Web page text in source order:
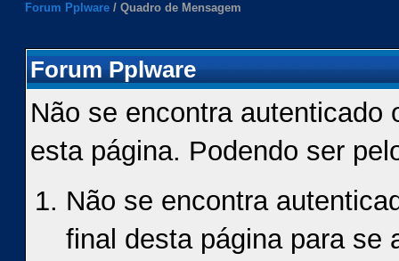
Forum Pplware / Quadro de Mensagem
Forum Pplware
Não se encontra autenticado
esta página. Podendo ser
Não se encontra
final desta página para se